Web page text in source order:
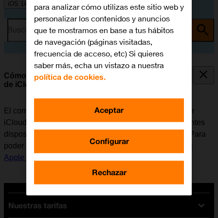
iOS 14.0
Busca por problema o tema
Cómo sincronizar el contenido del móvil a través
de iCloud
El contenido del móvil se puede sincronizar a través de
iCloud para así poder tener acceso a ello desde diferentes
dispositivos o recuperarlo en caso de perder el móvil. Para
poder utilizar iCloud, es necesarioactivar la Cuenta de
Apple en el móvil
Nuestras tarifas
para analizar cómo utilizas este sitio web y
personalizar los contenidos y anuncios
que te mostramos en base a tus hábitos
de navegación (páginas visitadas,
frecuencia de acceso, etc) Si quieres
saber más, echa un vistazo a nuestra
política de cookies.
Configurar
Rechazar
Aceptar